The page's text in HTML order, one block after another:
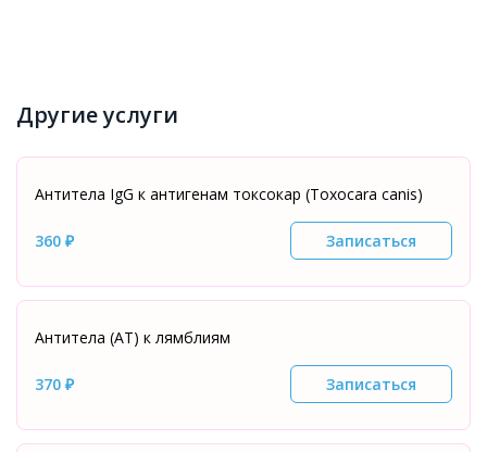
Другие услуги
Антитела IgG к антигенам токсокар (Toxocara canis)
360 ₽ Записаться
Антитела (АТ) к лямблиям
370 ₽ Записаться